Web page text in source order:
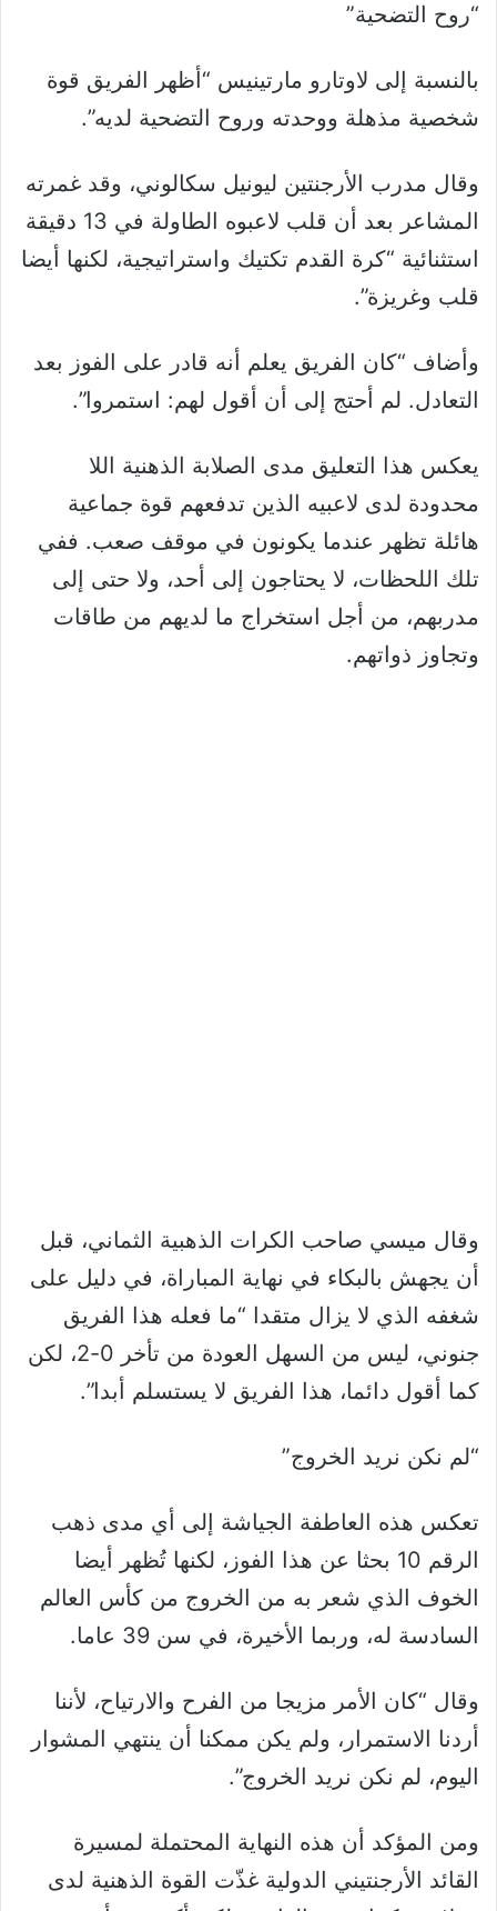
“روح التضحية”
بالنسبة إلى لاوتارو مارتينيس “أظهر الفريق قوة
شخصية مذهلة ووحدته وروح التضحية لديه”.
وقال مدرب الأرجنتين ليونيل سكالوني، وقد غمرته
المشاعر بعد أن قلب لاعبوه الطاولة في 13 دقيقة
استثنائية “كرة القدم تكتيك واستراتيجية، لكنها أيضا
قلب وغريزة”.
وأضاف “كان الفريق يعلم أنه قادر على الفوز بعد
التعادل. لم أحتج إلى أن أقول لهم: استمروا”.
يعكس هذا التعليق مدى الصلابة الذهنية اللا
محدودة لدى لاعبيه الذين تدفعهم قوة جماعية
هائلة تظهر عندما يكونون في موقف صعب. ففي
تلك اللحظات، لا يحتاجون إلى أحد، ولا حتى إلى
مدربهم، من أجل استخراج ما لديهم من طاقات
وتجاوز ذواتهم.
وقال ميسي صاحب الكرات الذهبية الثماني، قبل
أن يجهش بالبكاء في نهاية المباراة، في دليل على
شغفه الذي لا يزال متقدا “ما فعله هذا الفريق
جنوني، ليس من السهل العودة من تأخر 0-2، لكن
كما أقول دائما، هذا الفريق لا يستسلم أبدا”.
“لم نكن نريد الخروج”
تعكس هذه العاطفة الجياشة إلى أي مدى ذهب
الرقم 10 بحثا عن هذا الفوز، لكنها تُظهر أيضا
الخوف الذي شعر به من الخروج من كأس العالم
السادسة له، وربما الأخيرة، في سن 39 عاما.
وقال “كان الأمر مزيجا من الفرح والارتياح، لأننا
أردنا الاستمرار، ولم يكن ممكنا أن ينتهي المشوار
اليوم، لم نكن نريد الخروج”.
ومن المؤكد أن هذه النهاية المحتملة لمسيرة
القائد الأرجنتيني الدولية غذّت القوة الذهنية لدى